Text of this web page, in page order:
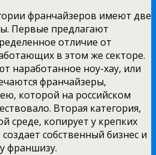
франчайзеров имеют две
Первые предлагают
отличие от
в этом же секторе.
наработанное ноу-хау, или
франчайзеры,
которой на российском
Вторая категория,
среде, копирует у крепких
собственный бизнес и
франшизу.